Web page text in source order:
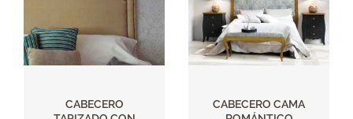
CABECERO
CABECERO CAMA